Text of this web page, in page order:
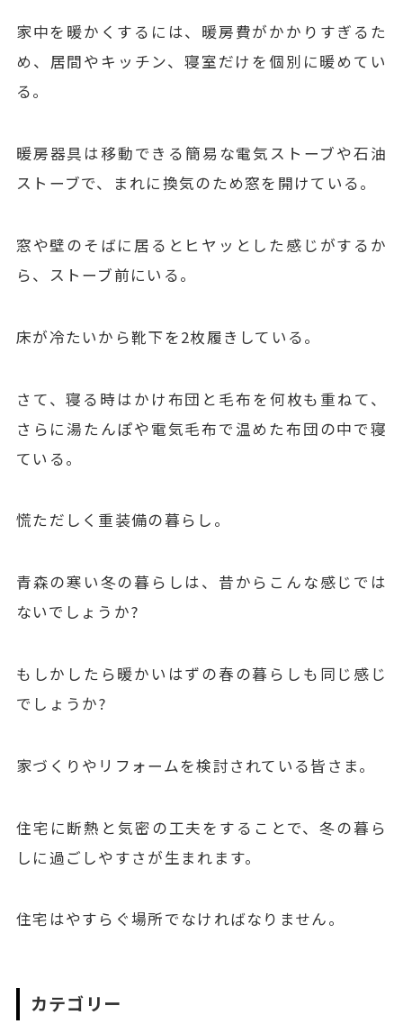
家中を暖かくするには、暖房費がかかりすぎるた
め、居間やキッチン、寝室だけを個別に暖めてい
る。
暖房器具は移動できる簡易な電気ストーブや石油
ストーブで、まれに換気のため窓を開けている。
窓や壁のそばに居るとヒヤッとした感じがするか
ら、ストーブ前にいる。
床が冷たいから靴下を2枚履きしている。
さて、寝る時はかけ布団と毛布を何枚も重ねて、
さらに湯たんぽや電気毛布で温めた布団の中で寝
ている。
慌ただしく重装備の暮らし。
青森の寒い冬の暮らしは、昔からこんな感じでは
ないでしょうか?
もしかしたら暖かいはずの春の暮らしも同じ感じ
でしょうか?
家づくりやリフォームを検討されている皆さま。
住宅に断熱と気密の工夫をすることで、冬の暮ら
しに過ごしやすさが生まれます。
住宅はやすらぐ場所でなければなりません。
カテゴリー